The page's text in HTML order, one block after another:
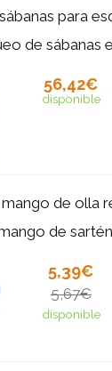
para
de sábanas
56,42€
disponible
de olla
de
5,39€
5,67€
disponible